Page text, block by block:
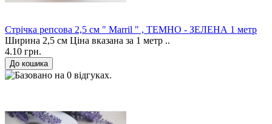
Стрічка репсова 2,5 см " Marril " , ТЕМНО - ЗЕЛЕНА 1 метр
Ширина 2,5 см Ціна вказана за 1 метр ..
4.10 грн.